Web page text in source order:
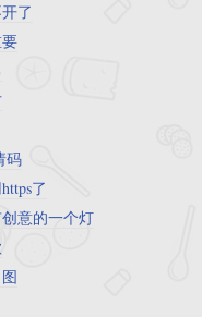
了
码
了
意的一个灯